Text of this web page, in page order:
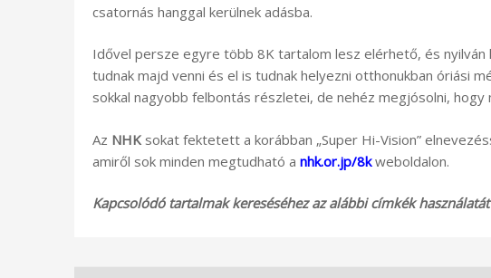
csatornás hanggal kerülnek adásba.
Idővel persze egyre több 8K tartalom lesz elérhető, és
tudnak majd venni és el is tudnak helyezni otthonukban óriási
sokkal nagyobb felbontás részletei, de nehéz megjósolni, hogy
Az NHK sokat fektetett a korábban „Super Hi-Vision”
amiről sok minden megtudható a nhk.or.jp/8kweboldalon.
Kapcsolódó tartalmak kereséséhez az alábbi címkék